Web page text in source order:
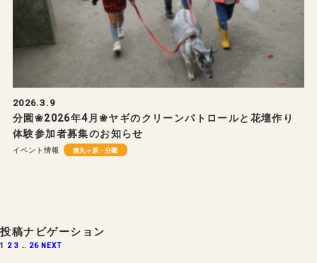
2026.3.9
分園❀2026年4月❀ヤギのクリーンパトロールと花壇作り
体験参加者募集のお知らせ
イベント情報 徳丸ヶ原・分園
投稿ナビゲーション
1 2 3 … 26 NEXT